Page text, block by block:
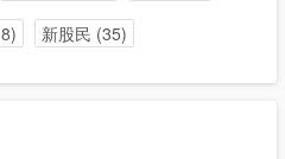
新股民 (35)